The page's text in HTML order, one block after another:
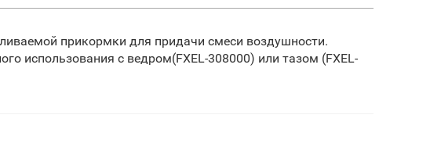
прикормки для придачи смеси воздушности.
использования с ведром(FXEL-308000) или тазом (FXEL-